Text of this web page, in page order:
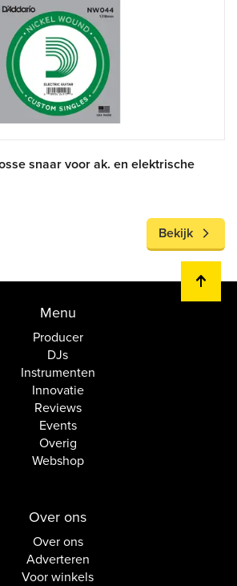
snaar voor ak. en elektrische
Bekijk
Menu
Producer
DJs
Instrumenten
Innovatie
Reviews
Events
Overig
Webshop
Over ons
Over ons
Adverteren
Voor winkels